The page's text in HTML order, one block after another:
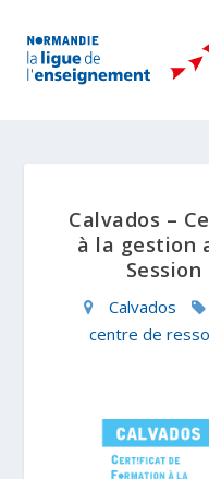
Calvados –
à la gestion
Calvados
centre de